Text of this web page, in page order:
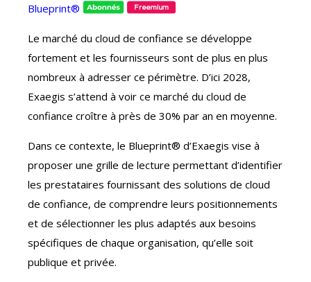
Blueprint®
Le marché du cloud de confiance se développe
fortement et les fournisseurs sont de plus en plus
nombreux à adresser ce périmètre. D’ici 2028,
Exaegis s’attend à voir ce marché du cloud de
confiance croître à près de 30% par an en moyenne.
Dans ce contexte, le Blueprint® d’Exaegis vise à
proposer une grille de lecture permettant d’identifier
les prestataires fournissant des solutions de cloud
de confiance, de comprendre leurs positionnements
et de sélectionner les plus adaptés aux besoins
spécifiques de chaque organisation, qu’elle soit
publique et privée.